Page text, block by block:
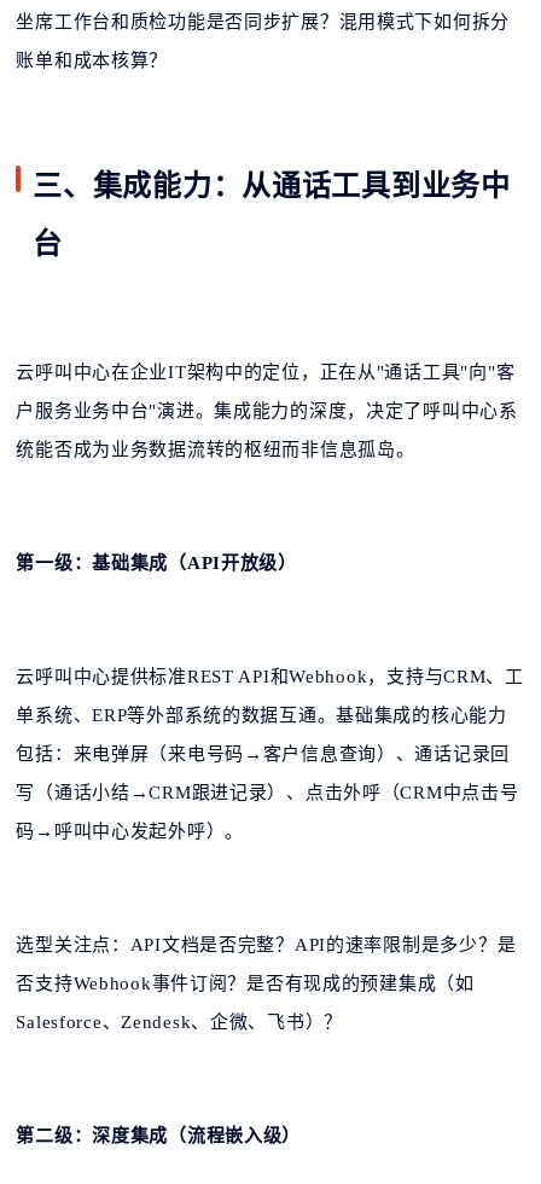
坐席工作台和质检功能是否同步扩展？混用模式下如何拆分
账单和成本核算？
三、集成能力：从通话工具到业务中
台
云呼叫中心在企业IT架构中的定位，正在从"通话工具"向"客
户服务业务中台"演进。集成能力的深度，决定了呼叫中心系
统能否成为业务数据流转的枢纽而非信息孤岛。
第一级：基础集成（API开放级）
云呼叫中心提供标准REST API和Webhook，支持与CRM、工
单系统、ERP等外部系统的数据互通。基础集成的核心能力
包括：来电弹屏（来电号码→客户信息查询）、通话记录回
写（通话小结→CRM跟进记录）、点击外呼（CRM中点击号
码→呼叫中心发起外呼）。
选型关注点：API文档是否完整？API的速率限制是多少？是
否支持Webhook事件订阅？是否有现成的预建集成（如
Salesforce、Zendesk、企微、飞书）？
第二级：深度集成（流程嵌入级）